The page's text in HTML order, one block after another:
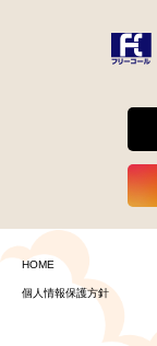
HOME
個人情報保護方針